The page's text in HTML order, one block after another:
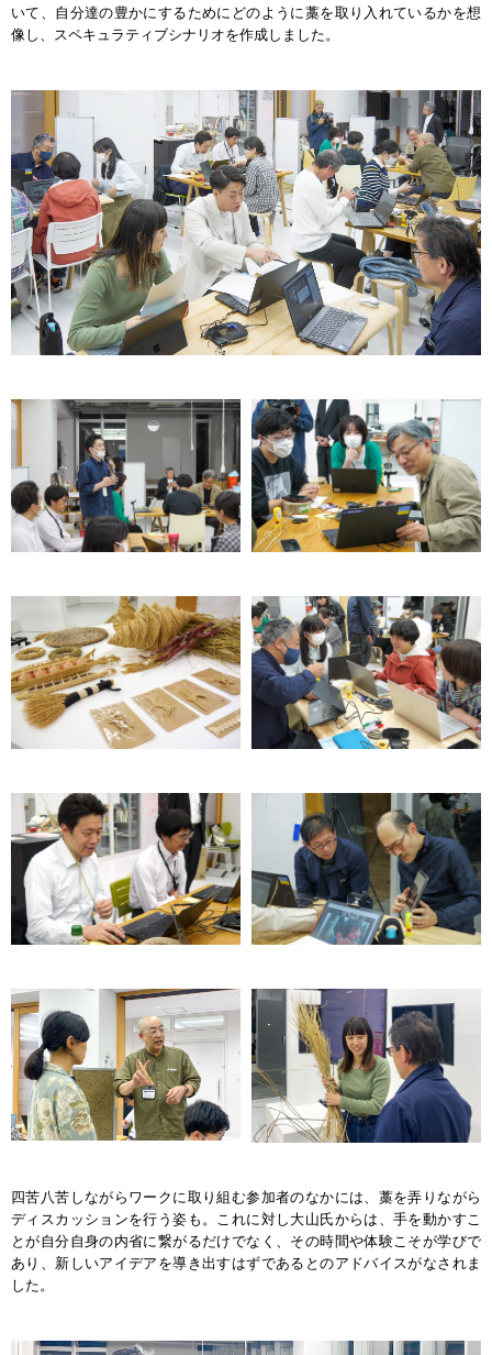
いて、自分達の豊かにするためにどのように藁を取り入れているかを想
像し、スペキュラティブシナリオを作成しました。
四苦八苦しながらワークに取り組む参加者のなかには、藁を弄りながら
ディスカッションを行う姿も。これに対し大山氏からは、手を動かすこ
とが自分自身の内省に繋がるだけでなく、その時間や体験こそが学びで
あり、新しいアイデアを導き出すはずであるとのアドバイスがなされま
した。